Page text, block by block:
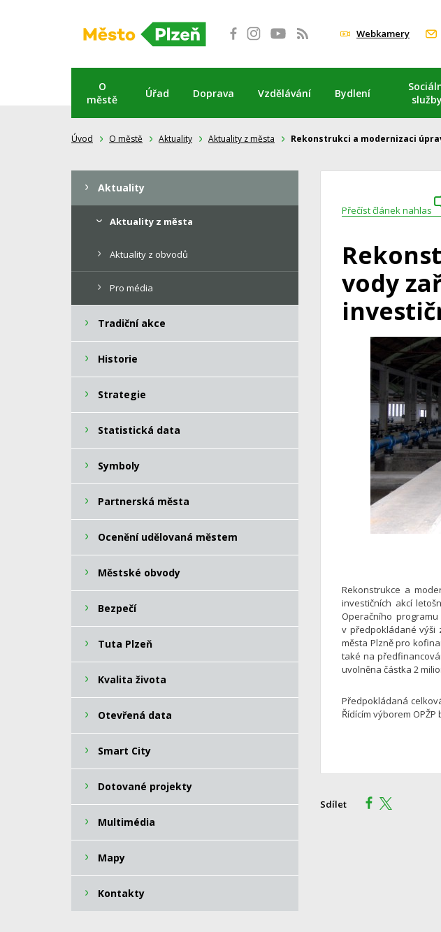
Webkamery
O
městě
Úřad Doprava Vzdělávání Bydlení
služby
Úvod O městě Aktuality Aktuality z města Rekonstrukci a modernizaci
Přečíst článek nahlas
vody
Rekonstrukce a
investičních akcí
Operačního
v předpokládané výši
města Plzně pro
také na
uvolněna částka 2
Předpokládaná
Řídícím výborem
Sdílet
Aktuality
Aktuality z města
Aktuality z obvodů
Pro média
Tradiční akce
Historie
Strategie
Statistická data
Symboly
Partnerská města
Ocenění udělovaná městem
Městské obvody
Bezpečí
Tuta Plzeň
Kvalita života
Otevřená data
Smart City
Dotované projekty
Multimédia
Mapy
Kontakty